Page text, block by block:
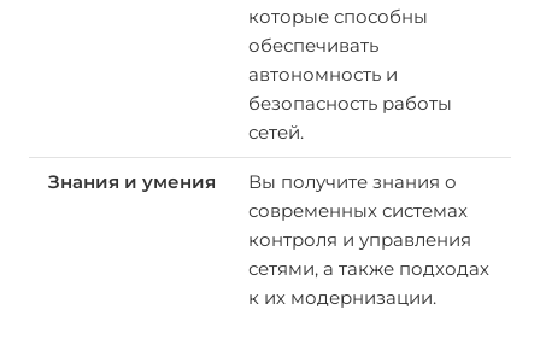
которые способны
обеспечивать
автономность и
безопасность работы
сетей.
Вы получите знания о
современных системах
контроля и управления
сетями, а также подходах
к их модернизации.